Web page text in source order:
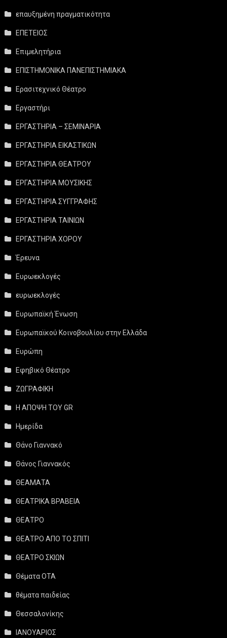
επαυξημένη πραγματικότητα
ΕΠΕΤΕΙΟΣ
Επιμελητήρια
ΕΠΙΣΤΗΜΟΝΙΚΑ ΠΑΝΕΠΙΣΤΗΜΙΑΚΑ
Ερασιτεχνικό Θέατρο
Εργαστήρι
ΕΡΓΑΣΤΗΡΙΑ – ΣΕΜΙΝΑΡΙΑ
ΕΡΓΑΣΤΗΡΙΑ ΕΙΚΑΣΤΙΚΩΝ
ΕΡΓΑΣΤΗΡΙΑ ΘΕΑΤΡΟΥ
ΕΡΓΑΣΤΗΡΙΑ ΜΟΥΣΙΚΗΣ
ΕΡΓΑΣΤΗΡΙΑ ΣΥΓΓΡΑΦΗΣ
ΕΡΓΑΣΤΗΡΙΑ ΤΑΙΝΙΩΝ
ΕΡΓΑΣΤΗΡΙΑ ΧΟΡΟΥ
Έρευνα
Ευρωεκλογές
ευρωεκλογές
Ευρωπαϊκή Ένωση
Ευρωπαϊκού Κοινοβουλίου στην Ελλάδα
Ευρώπη
Εφηβικό Θέατρο
ΖΩΓΡΑΦΙΚΗ
Η ΑΠΟΨΗ ΤΟΥ GR
Ημερίδα
Θάνο Γιαννακό
Θάνος Γιαννακός
ΘΕΑΜΑΤΑ
ΘΕΑΤΡΙΚΑ ΒΡΑΒΕΙΑ
ΘΕΑΤΡΟ
ΘΕΑΤΡΟ ΑΠΟ ΤΟ ΣΠΙΤΙ
ΘΕΑΤΡΟ ΣΚΙΩΝ
Θέματα ΟΤΑ
θέματα παιδείας
Θεσσαλονίκης
ΙΑΝΟΥΑΡΙΟΣ